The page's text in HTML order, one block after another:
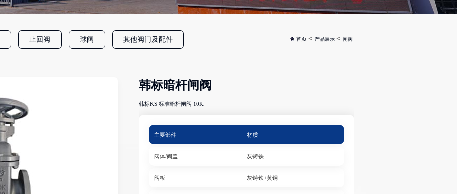
止回阀 球阀 其他阀门及配件 首页 < 产品展示 < 闸阀
韩标暗杆闸阀
韩标KS 标准暗杆闸阀 10K
主要部件 材质
阀体/阀盖 灰铸铁
阀板 灰铸铁+黄铜